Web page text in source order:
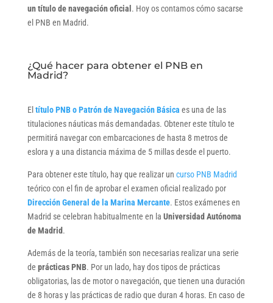
un título de navegación oficial . Hoy os contamos cómo sacarse
el PNB en Madrid.
¿Qué hacer para obtener el PNB en
Madrid?
El título PNB o Patrón de Navegación Básica es una de las
titulaciones náuticas más demandadas. Obtener este título te
permitirá navegar con embarcaciones de hasta 8 metros de
eslora y a una distancia máxima de 5 millas desde el puerto.
Para obtener este título, hay que realizar un curso PNB Madrid
teórico con el fin de aprobar el examen oficial realizado por
Dirección General de la Marina Mercante. Estos exámenes en
Madrid se celebran habitualmente en la Universidad Autónoma
de Madrid.
Además de la teoría, también son necesarias realizar una serie
de prácticas PNB. Por un lado, hay dos tipos de prácticas
obligatorias, las de motor o navegación, que tienen una duración
de 8 horas y las prácticas de radio que duran 4 horas. En caso de